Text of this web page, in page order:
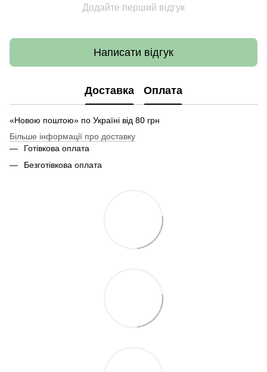
Додайте перший відгук
Написати відгук
Доставка Оплата
«Новою поштою» по Україні від 80 грн
Більше інформації про доставку
Готівкова оплата
Безготівкова оплата